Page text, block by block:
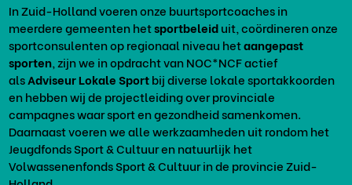
In Zuid-Holland voeren onze buurtsportcoaches in
meerdere gemeenten hetsportbeleiduit, coördineren onze
sportconsulenten op regionaal niveau hetaangepast
sporten, zijn we in opdracht van NOC*NCF actief
alsAdviseur Lokale Sportbij diverse lokale sportakkoorden
en hebben wij de projectleiding over provinciale
campagnes waar sport en gezondheid samenkomen.
Daarnaast voeren we alle werkzaamheden uit rondom het
Jeugdfonds Sport & Cultuur en natuurlijk het
Volwassenenfonds Sport & Cultuur in de provincie Zuid-